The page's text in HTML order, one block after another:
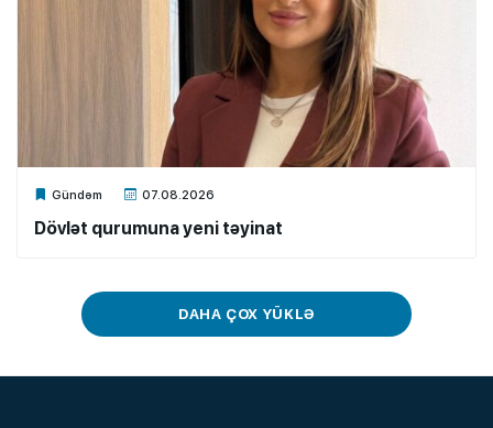
Gündəm 07.08.2026
Xalq.Online
Dövlət qurumuna yeni təyinat
DAHA ÇOX YÜKLƏ